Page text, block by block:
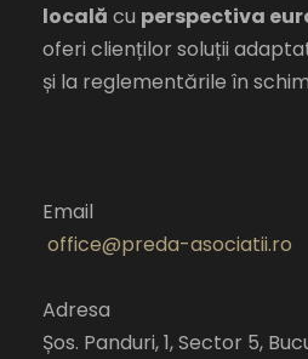
locală cu perspectiva
oferi clienților soluții
și la reglementările în
Email
office@preda-asociatii.ro
Adresa
Șos. Panduri, 1, Sector 5,